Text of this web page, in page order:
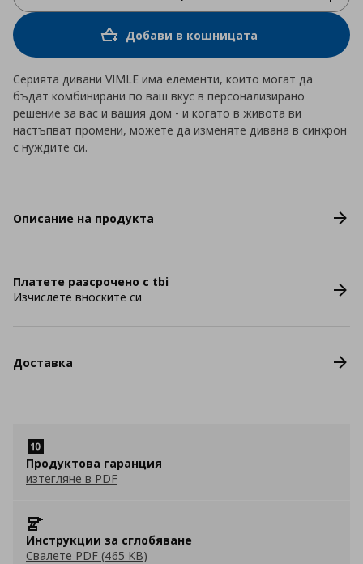
Добави в кошницата
Серията дивани VIMLE има елементи, които могат да
бъдат комбинирани по ваш вкус в персонализирано
решение за вас и вашия дом - и когато в живота ви
настъпват промени, можете да изменяте дивана в синхрон
с нуждите си.
Описание на продукта
Платете разсрочено с tbi
Изчислете вноските си
Доставка
Продуктова гаранция
изтегляне в PDF
Инструкции за сглобяване
Свалете PDF (465 KB)